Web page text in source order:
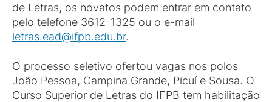
de Letras, os novatos podem entrar em contato
pelo telefone 3612-1325 ou o e-mail
letras.ead@ifpb.edu.br.
O processo seletivo ofertou vagas nos polos
João Pessoa, Campina Grande, Picuí e Sousa. O
Curso Superior de Letras do IFPB tem habilitação